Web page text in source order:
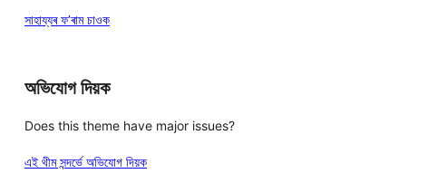
সাহায্যৰ ফ’ৰাম চাওক
অভিযোগ দিয়ক
Does this theme have major issues?
এই থীম সন্দৰ্ভে অভিযোগ দিয়ক